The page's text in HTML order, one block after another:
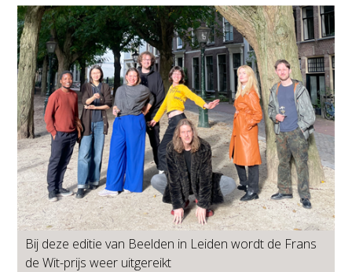
Bij deze editie van Beelden in Leiden wordt de Frans
de Wit-prijs weer uitgereikt